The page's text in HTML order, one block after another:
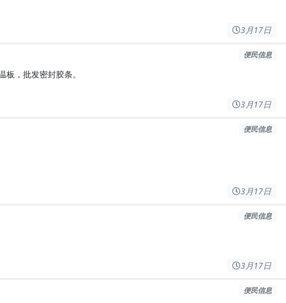
3月17日
便民信息
，批发密封胶条。
3月17日
便民信息
3月17日
便民信息
3月17日
便民信息